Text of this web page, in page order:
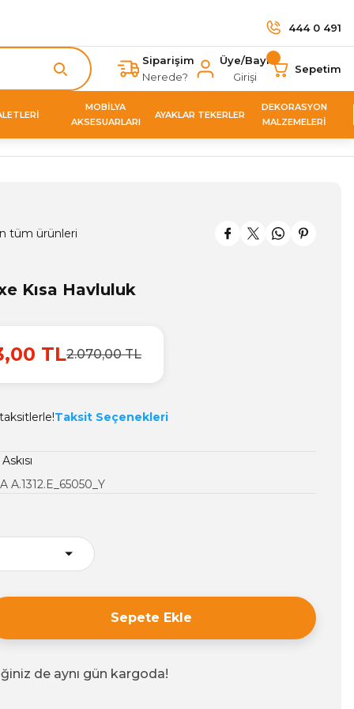
444 0 491
Siparişim
Nerede?
Üye/Bayi
Girişi
Sepetim
MOBİLYA
AKSESUARLARI
AYAKLAR TEKERLER
DEKORASYON
MALZEMELERİ
tüm ürünleri
Kısa Havluluk
TL2.070,00 TL
Taksit Seçenekleri
A.1312.E_65050_Y
Sepete Ekle
de aynı gün kargoda!